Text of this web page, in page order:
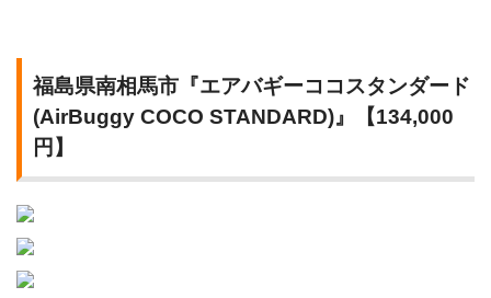
福島県南相馬市『エアバギーココスタンダード
(AirBuggy COCO STANDARD)』【134,000
円】